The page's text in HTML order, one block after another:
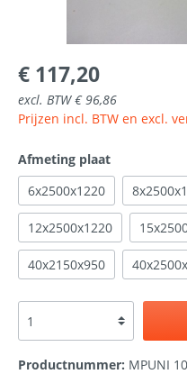
€ 117,20
excl. BTW € 96,86
Prijzen incl. BTW en excl.
Afmeting plaat
6x2500x1220
12x2500x1220
40x2150x950
Productnummer: MPUNI 10